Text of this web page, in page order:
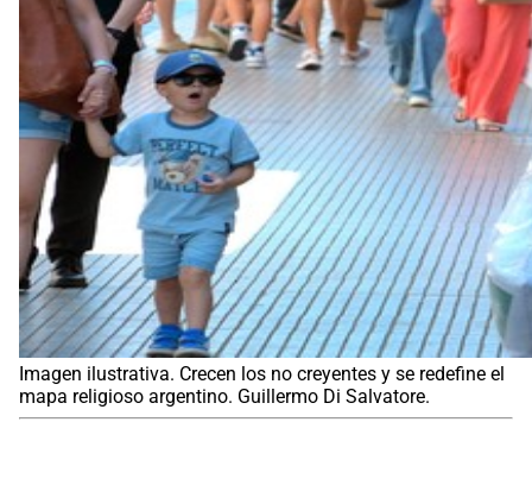
Imagen ilustrativa. Crecen los no creyentes y se redefine el
mapa religioso argentino. Guillermo Di Salvatore.